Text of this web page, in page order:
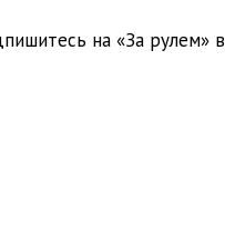
на «За рулем» в